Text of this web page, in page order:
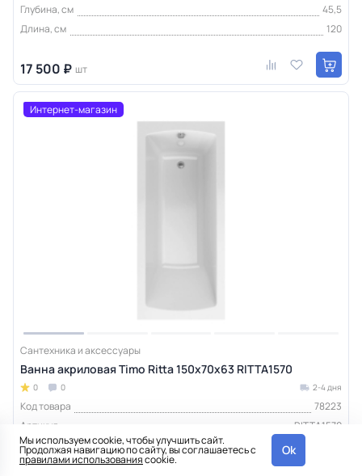
Глубина, см
45,5
Длина, см
120
17 500 ₽ шт
Интернет-магазин
Сантехника и аксессуары
Ванна акриловая Timo Ritta 150х70х63 RITTA1570
0 0 2-4 дня
Код товара
78223
Артикул
RITTA1570
Высота, см
Гарантия
Мы используем cookie, чтобы улучшить сайт.
Продолжая навигацию по сайту, вы соглашаетесь с
правилами использованияcookie.
Ok